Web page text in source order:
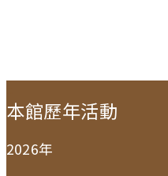
本館歷年活動
2026年